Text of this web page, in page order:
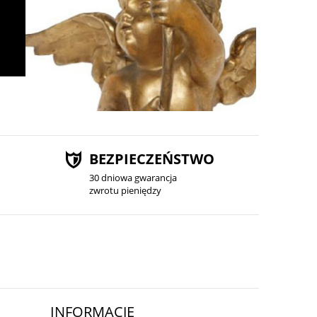
BEZPIECZEŃSTWO
30 dniowa gwarancja
zwrotu pieniędzy
INFORMACJE